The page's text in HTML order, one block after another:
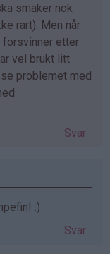
smaker nok
rart). Men når
etter
vel brukt litt
problemet med
Svar
:)
Svar